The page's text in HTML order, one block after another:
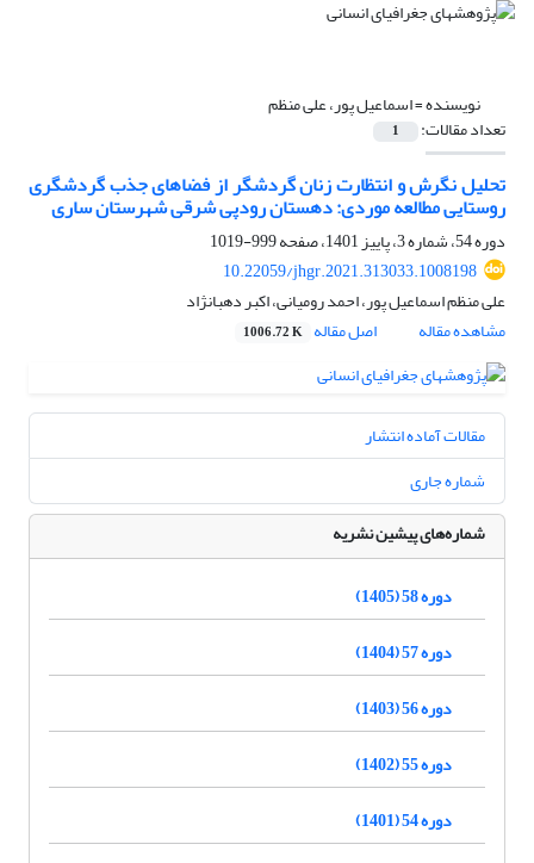
نویسنده =اسماعیل پور، علی منظم
تعداد مقالات: 1
تحلیل نگرش و انتظارت زنان گردشگر از فضاهای جذب گردشگری
روستایی مطالعه موردی: دهستان رودپی شرقی شهرستان ساری
دوره 54، شماره 3، پاییز 1401، صفحه
999-1019
10.22059/jhgr.2021.313033.1008198
علی منظم اسماعیل پور، احمد رومیانی، اکبر دهبانژاد
مشاهده مقاله
اصل مقاله 1006.72 K
مقالات آماده انتشار
شماره جاری
شماره‌های پیشین نشریه
دوره 58 (1405)
دوره 57 (1404)
دوره 56 (1403)
دوره 55 (1402)
دوره 54 (1401)